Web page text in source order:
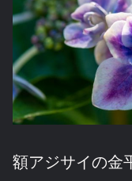
額アジサイの金